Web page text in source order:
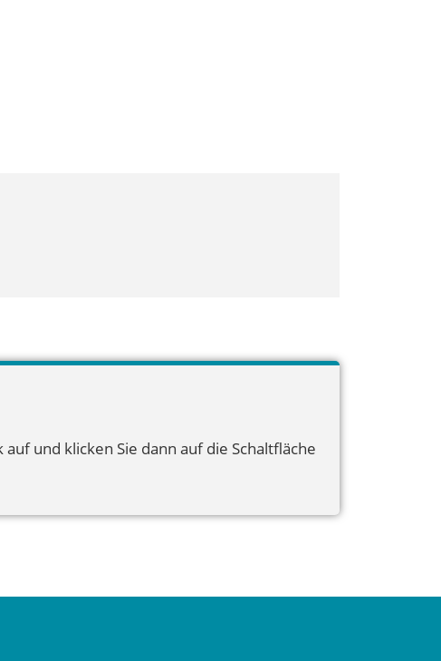
und klicken Sie dann auf die Schaltfläche